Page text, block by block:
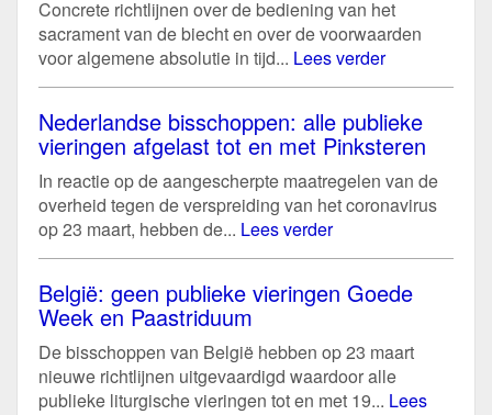
Concrete richtlijnen over de bediening van het
sacrament van de biecht en over de voorwaarden
voor algemene absolutie in tijd... Lees verder
Nederlandse bisschoppen: alle publieke
vieringen afgelast tot en met Pinksteren
In reactie op de aangescherpte maatregelen van de
overheid tegen de verspreiding van het coronavirus
op 23 maart, hebben de... Lees verder
België: geen publieke vieringen Goede
Week en Paastriduum
De bisschoppen van België hebben op 23 maart
nieuwe richtlijnen uitgevaardigd waardoor alle
publieke liturgische vieringen tot en met 19... Lees